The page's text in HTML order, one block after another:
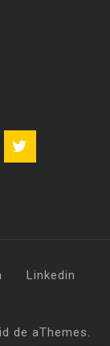
Linkedin
de aThemes.